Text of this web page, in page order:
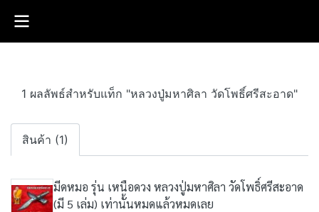
1 ผลลัพธ์สำหรับแท็ก "หลวงปู่มหา​ศิลา​ วัดโพธิ์​ศรี​สะอาด​"
สินค้า (1)
มีดหมอ รุ่น เหนือดวง หลวงปู่มหา​ศิลา​ วัดโพธิ์​ศรี​สะอาด​
(มี 5 เล่ม) เท่านั้นหมดแล้วหมดเลย